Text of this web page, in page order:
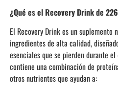
¿Qué es el Recovery Drink de
El Recovery Drink es un
ingredientes de alta calidad,
esenciales que se pierden durante
contiene una combinación de
otros nutrientes que ayudan a: